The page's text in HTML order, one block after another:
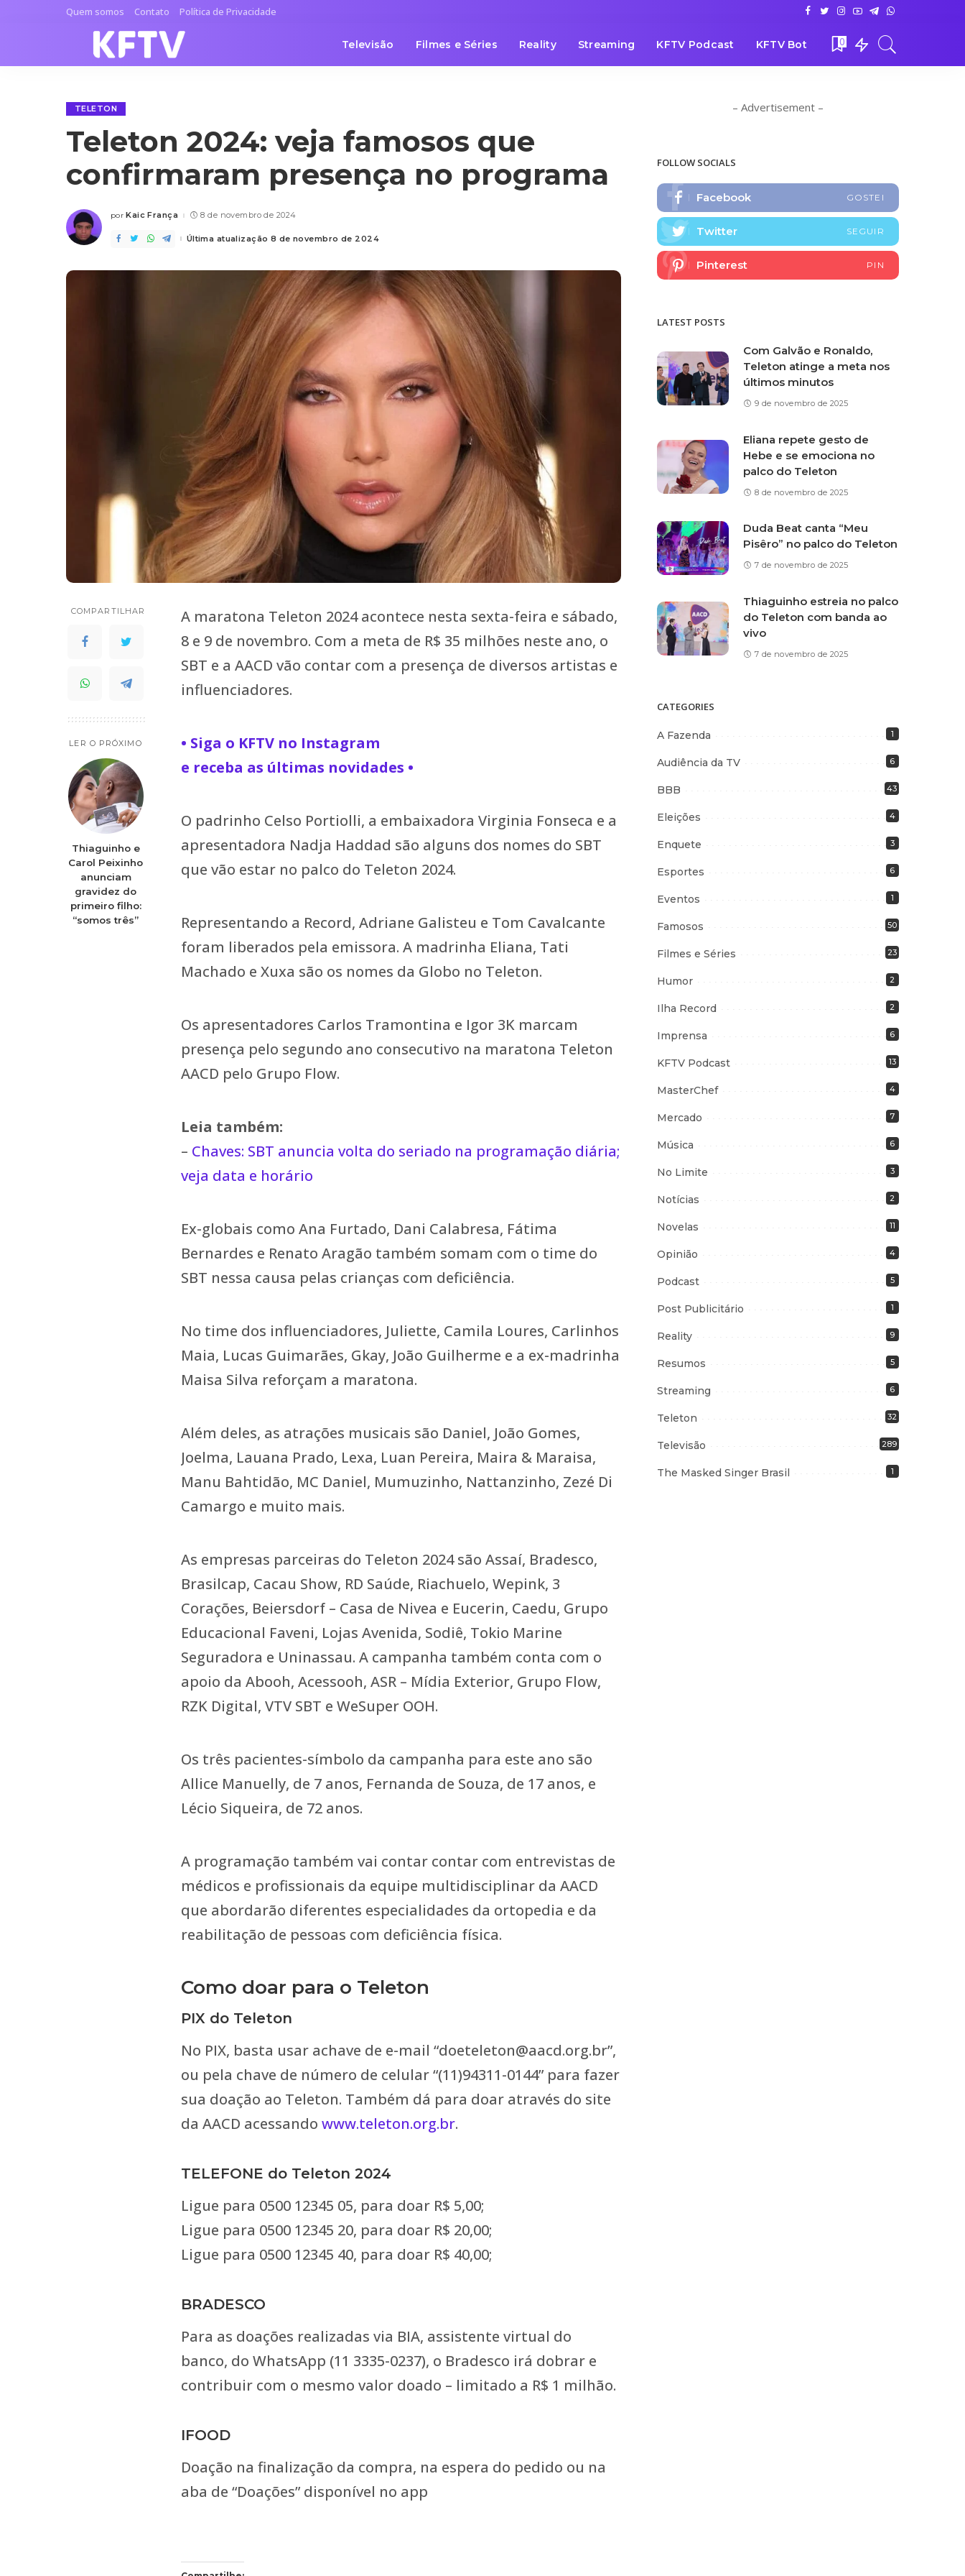
Quem somos Contato Política de Privacidade
Televisão Filmes e Séries Reality Streaming KFTV Podcast KFTV Bot 0
TELETON
Teleton 2024: veja famosos que
confirmaram presença no programa
Posted
por Kaic França 8 de novembro de 2024
Última atualização 8 de novembro de 2024
COMPARTILHAR
LER O PRÓXIMO
Thiaguinho e
Carol Peixinho
anunciam
gravidez do
primeiro filho:
“somos três”
A maratona Teleton 2024 acontece nesta sexta-feira e sábado,
8 e 9 de novembro. Com a meta de R$ 35 milhões neste ano, o
SBT e a AACD vão contar com a presença de diversos artistas e
influenciadores.
• Siga o KFTV no Instagram
e receba as últimas novidades •
O padrinho Celso Portiolli, a embaixadora Virginia Fonseca e a
apresentadora Nadja Haddad são alguns dos nomes do SBT
que vão estar no palco do Teleton 2024.
Representando a Record, Adriane Galisteu e Tom Cavalcante
foram liberados pela emissora. A madrinha Eliana, Tati
Machado e Xuxa são os nomes da Globo no Teleton.
Os apresentadores Carlos Tramontina e Igor 3K marcam
presença pelo segundo ano consecutivo na maratona Teleton
AACD pelo Grupo Flow.
Leia também:
– Chaves: SBT anuncia volta do seriado na programação diária;
veja data e horário
Ex-globais como Ana Furtado, Dani Calabresa, Fátima
Bernardes e Renato Aragão também somam com o time do
SBT nessa causa pelas crianças com deficiência.
No time dos influenciadores, Juliette, Camila Loures, Carlinhos
Maia, Lucas Guimarães, Gkay, João Guilherme e a ex-madrinha
Maisa Silva reforçam a maratona.
Além deles, as atrações musicais são Daniel, João Gomes,
Joelma, Lauana Prado, Lexa, Luan Pereira, Maira & Maraisa,
Manu Bahtidão, MC Daniel, Mumuzinho, Nattanzinho, Zezé Di
Camargo e muito mais.
As empresas parceiras do Teleton 2024 são Assaí, Bradesco,
Brasilcap, Cacau Show, RD Saúde, Riachuelo, Wepink, 3
Corações, Beiersdorf – Casa de Nivea e Eucerin, Caedu, Grupo
Educacional Faveni, Lojas Avenida, Sodiê, Tokio Marine
Seguradora e Uninassau. A campanha também conta com o
apoio da Abooh, Acessooh, ASR – Mídia Exterior, Grupo Flow,
RZK Digital, VTV SBT e WeSuper OOH.
Os três pacientes-símbolo da campanha para este ano são
Allice Manuelly, de 7 anos, Fernanda de Souza, de 17 anos, e
Lécio Siqueira, de 72 anos.
A programação também vai contar contar com entrevistas de
médicos e profissionais da equipe multidisciplinar da AACD
que abordarão diferentes especialidades da ortopedia e da
reabilitação de pessoas com deficiência física.
Como doar para o Teleton
PIX do Teleton
No PIX, basta usar achave de e-mail “doeteleton@aacd.org.br”,
ou pela chave de número de celular “(11)94311-0144” para fazer
sua doação ao Teleton. Também dá para doar através do site
da AACD acessando www.teleton.org.br.
TELEFONE do Teleton 2024
Ligue para 0500 12345 05, para doar R$ 5,00;
Ligue para 0500 12345 20, para doar R$ 20,00;
Ligue para 0500 12345 40, para doar R$ 40,00;
BRADESCO
Para as doações realizadas via BIA, assistente virtual do
banco, do WhatsApp (11 3335-0237), o Bradesco irá dobrar e
contribuir com o mesmo valor doado – limitado a R$ 1 milhão.
IFOOD
Doação na finalização da compra, na espera do pedido ou na
aba de “Doações” disponível no app
– Advertisement –
FOLLOW SOCIALS
Facebook GOSTEI
Twitter SEGUIR
Pinterest PIN
LATEST POSTS
Com Galvão e Ronaldo,
Teleton atinge a meta nos
últimos minutos
9 de novembro de 2025
Eliana repete gesto de
Hebe e se emociona no
palco do Teleton
8 de novembro de 2025
Duda Beat canta “Meu
Pisêro” no palco do Teleton
7 de novembro de 2025
Thiaguinho estreia no palco
do Teleton com banda ao
vivo
7 de novembro de 2025
CATEGORIES
A Fazenda 1
Audiência da TV 6
BBB 43
Eleições 4
Enquete 3
Esportes 6
Eventos 1
Famosos 50
Filmes e Séries 23
Humor 2
Ilha Record 2
Imprensa 6
KFTV Podcast 13
MasterChef 4
Mercado 7
Música 6
No Limite 3
Notícias 2
Novelas 11
Opinião 4
Podcast 5
Post Publicitário 1
Reality 9
Resumos 5
Streaming 6
Teleton 32
Televisão 289
The Masked Singer Brasil 1